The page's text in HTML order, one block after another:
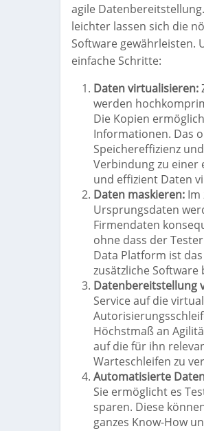
agile
leichter lassen sich die
Software gewährleisten.
einfache Schritte:
Daten virtualisieren:
werden
Die Kopien
Informationen. Das
Speichereffizienz
Verbindung zu einer
und effizient Daten
Daten maskieren: Im
Ursprungsdaten
Firmendaten
ohne dass der
Data Platform ist
zusätzliche Software
Datenbereitstellung
Service auf die
Höchstmaß an
auf die für ihn
Warteschleifen zu
Automatisierte
Sie ermöglicht es
sparen. Diese
ganzes Know-How